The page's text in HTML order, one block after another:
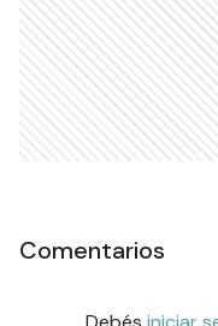
Comentarios